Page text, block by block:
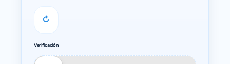
↻
Verificación